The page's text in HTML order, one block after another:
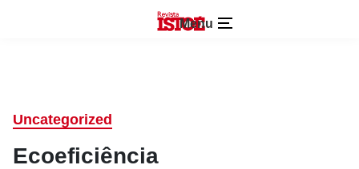
Menu
Uncategorized
Ecoeficiência